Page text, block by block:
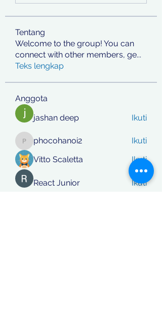
Tentang
Welcome to the group! You can
connect with other members, ge...
Teks lengkap
Anggota
jashan deep
Ikuti
phocohanoi2
phocohanoi2
Ikuti
Vitto Scaletta
Ikuti
React Junior Ikuti